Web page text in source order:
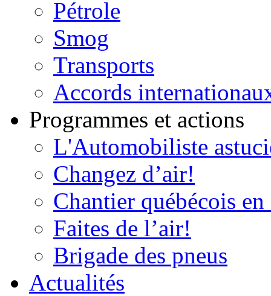
Pétrole
Smog
Transports
Accords
Programmes et actions
L'Automobiliste
Changez d’air!
Chantier québécois
Faites de l’air!
Brigade des pneus
Actualités